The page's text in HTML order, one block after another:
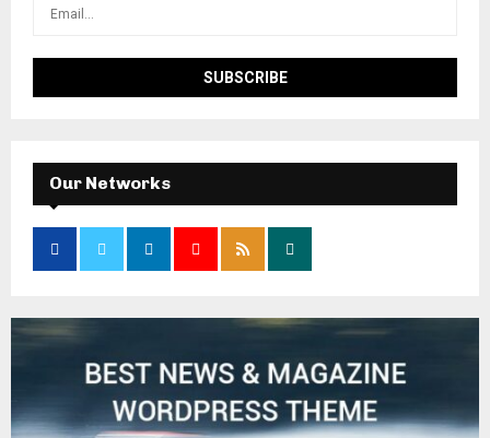
Our Networks